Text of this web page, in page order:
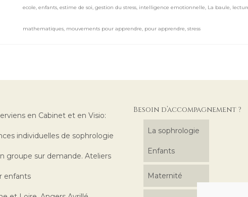
ecole, enfants, estime de soi, gestion du stress, intelligence emotionnelle, La baule,
mathematiques, mouvements pour apprendre, pour apprendre, stress
en Cabinet et en Visio:
individuelles de sophrologie
groupe sur demande. Ateliers
enfants
Besoin d’accompagnement ?
La sophrologie
Enfants
Maternité